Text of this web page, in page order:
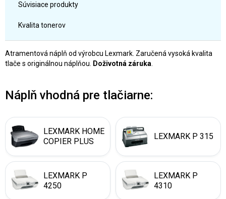
Súvisiace produkty
Kvalita tonerov
Atramentová náplň od výrobcu Lexmark. Zaručená vysoká kvalita
tlače s originálnou náplňou.
Doživotná záruka
Náplň vhodná pre tlačiarne:
LEXMARK HOME
COPIER PLUS
LEXMARK P 315
LEXMARK P
4250
LEXMARK P
4310